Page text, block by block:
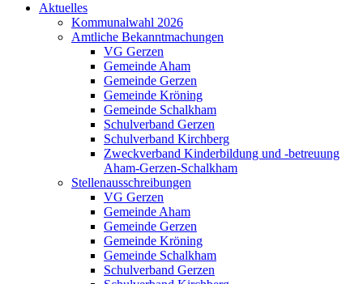
Aktuelles
Kommunalwahl 2026
Amtliche Bekanntmachungen
VG Gerzen
Gemeinde Aham
Gemeinde Gerzen
Gemeinde Kröning
Gemeinde Schalkham
Schulverband Gerzen
Schulverband Kirchberg
Zweckverband Kinderbildung und -betreuung
Aham-Gerzen-Schalkham
Stellenausschreibungen
VG Gerzen
Gemeinde Aham
Gemeinde Gerzen
Gemeinde Kröning
Gemeinde Schalkham
Schulverband Gerzen